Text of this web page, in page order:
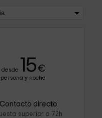
desde 15€
persona y noche
Contacto directo
superior a 72h